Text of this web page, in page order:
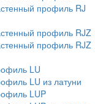
профиль RJ
профиль RJZ
профиль RJZ
LU
LU из латуни
LUP